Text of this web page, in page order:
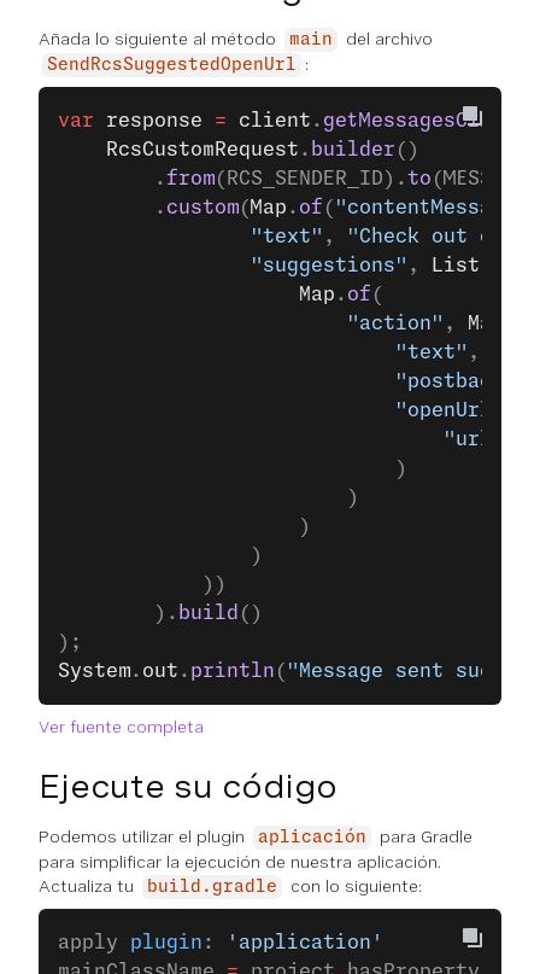
Añada lo siguiente al método main del archivo
SendRcsSuggestedOpenUrl :
var response = client . getMessagesClient
	RcsCustomRequest
. builder ()
		.
from(RCS_SENDER_ID).to
		.
custom( Map . of ( "contentMessage"
				"text"
,
"Check out
				"suggestions"
, List
					Map
. of (
						"action"
, Map
							"text"
,
								"url"
							)
						)
					)
				)
			))
		).
build ()
);
System. out . println ( "Message sent
Ver fuente completa
Ejecute su código
Podemos utilizar el plugin aplicación
para Gradle
para simplificar la ejecución de nuestra aplicación.
Actualiza tu
build.gradle con lo siguiente:
apply plugin :
'application'